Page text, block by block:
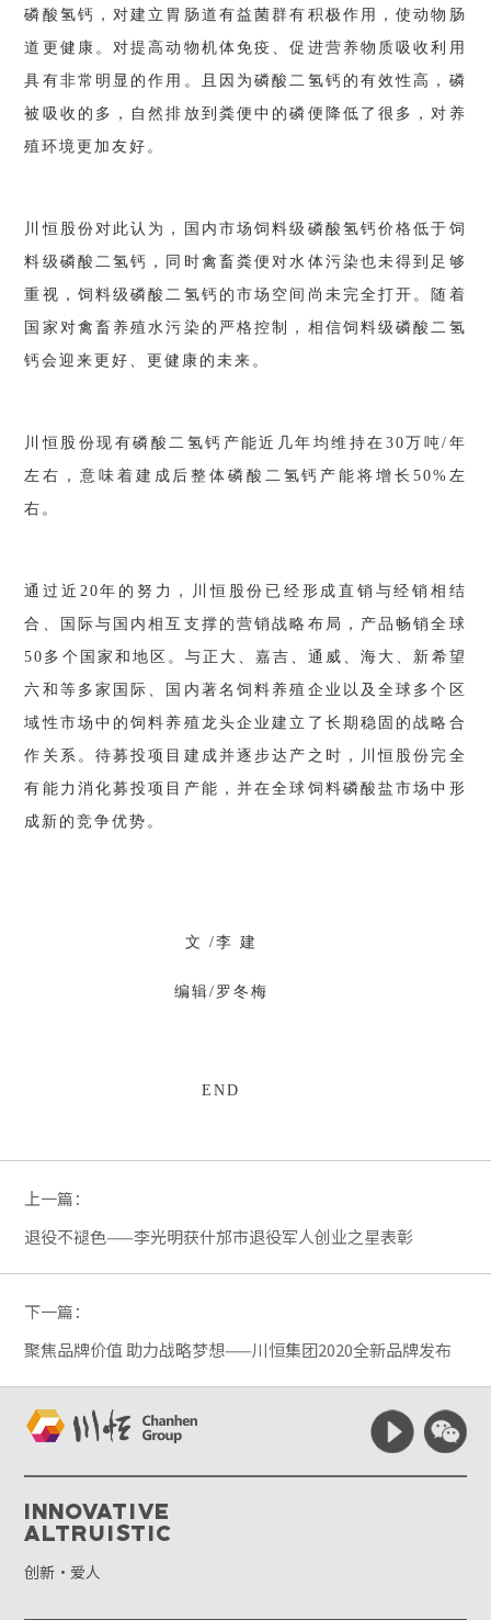
磷酸氢钙，对建立胃肠道有益菌群有积极作用，使动物肠
道更健康。对提高动物机体免疫、促进营养物质吸收利用
具有非常明显的作用。且因为磷酸二氢钙的有效性高，磷
被吸收的多，自然排放到粪便中的磷便降低了很多，对养
殖环境更加友好。
川恒股份对此认为，国内市场饲料级磷酸氢钙价格低于饲
料级磷酸二氢钙，同时禽畜粪便对水体污染也未得到足够
重视，饲料级磷酸二氢钙的市场空间尚未完全打开。随着
国家对禽畜养殖水污染的严格控制，相信饲料级磷酸二氢
钙会迎来更好、更健康的未来。
川恒股份现有磷酸二氢钙产能近几年均维持在 30万吨/年
左右，意味着建成后整体磷酸二氢钙产能将增长50%左
右。
通过近 20年的努力，川恒股份已经形成直销与经销相结
合、国际与国内相互支撑的营销战略布局，产品畅销全球
50多个国家和地区。与正大、嘉吉、通威、海大、新希望
六和等多家国际、国内著名饲料养殖企业以及全球多个区
域性市场中的饲料养殖龙头企业建立了长期稳固的战略合
作关系。待募投项目建成并逐步达产之时，川恒股份完全
有能力消化募投项目产能，并在全球饲料磷酸盐市场中形
成新的竞争优势。
文 /李 建
编辑/罗冬梅
END
上一篇：
退役不褪色——李光明获什邡市退役军人创业之星表彰
下一篇：
聚焦品牌价值 助力战略梦想——川恒集团2020全新品牌发布
Innovative
Altruistic
创新·爱人